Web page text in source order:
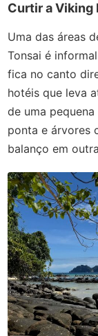
Curtir a Viking
Uma das áreas
Tonsai é
fica no canto
hotéis que leva
de uma
ponta e árvores
balanço em